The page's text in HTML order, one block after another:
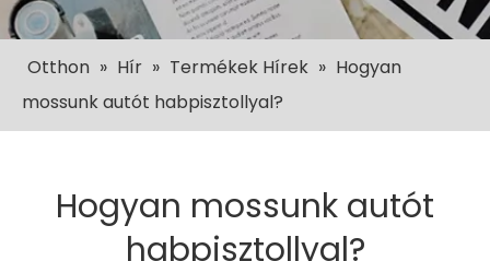
Otthon » Hír » Termékek Hírek » Hogyan
mossunk autót habpisztollyal?
Hogyan mossunk autót
habpisztollyal?